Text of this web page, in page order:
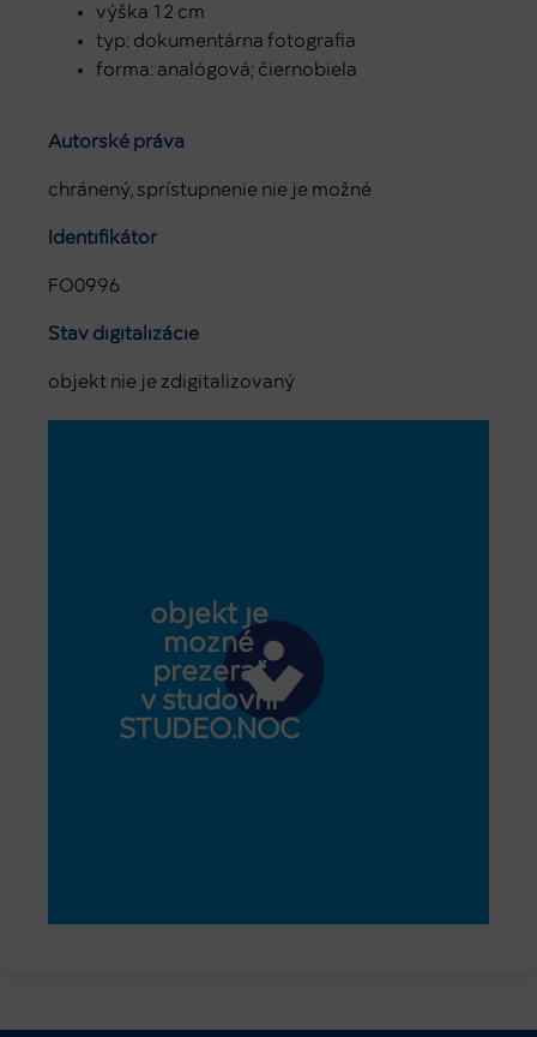
výška 12 cm
typ: dokumentárna fotografia
forma: analógová; čiernobiela
Autorské práva
chránený, sprístupnenie nie je možné
Identifikátor
FO0996
Stav digitalizácie
objekt nie je zdigitalizovaný
objekt je
možné
prezerať
v študovni
STUDEO.NOC